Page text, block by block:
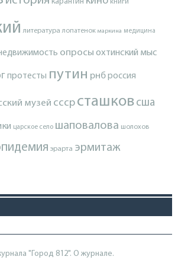
карантин книги
литература лопатенок маркина медицина
опросы охтинский мыс
протесты путин рнброссия
музей ссср сташков сша
царское село шаповалова шолохов
эрарта эрмитаж
"Город 812". О журнале.